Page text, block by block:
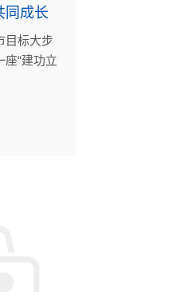
同成长
目标大步
“建功立